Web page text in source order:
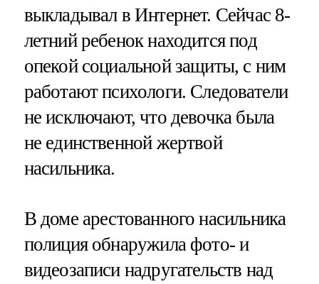
выкладывал в Интернет. Сейчас 8-
летний ребенок находится под
опекой социальной защиты, с ним
работают психологи. Следователи
не исключают, что девочка была
не единственной жертвой
насильника.
В доме арестованного насильника
полиция обнаружила фото- и
видеозаписи надругательств над